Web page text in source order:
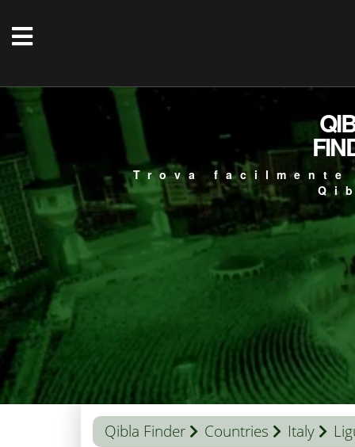
Trova
Qibla Finder Countries Italy